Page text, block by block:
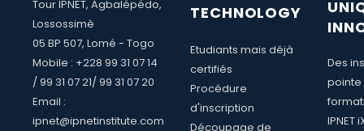
Tour IPNET, Agbalépédo,
Lossossimè
05 BP 507, Lomé - Togo
Mobile : +228 99 31 07 14
/ 99 31 07 21/ 99 31 07 20
Email :
ipnet@ipnetinstitute.com
TECHNOLOGY
Etudiants mais déjà
certifiés
Procédure
d'inscription
Découpage de
Des
pointe
IPNET